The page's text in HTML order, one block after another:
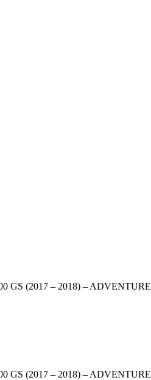
GS (2017 – 2018) – ADVENTURE
GS (2017 – 2018) – ADVENTURE